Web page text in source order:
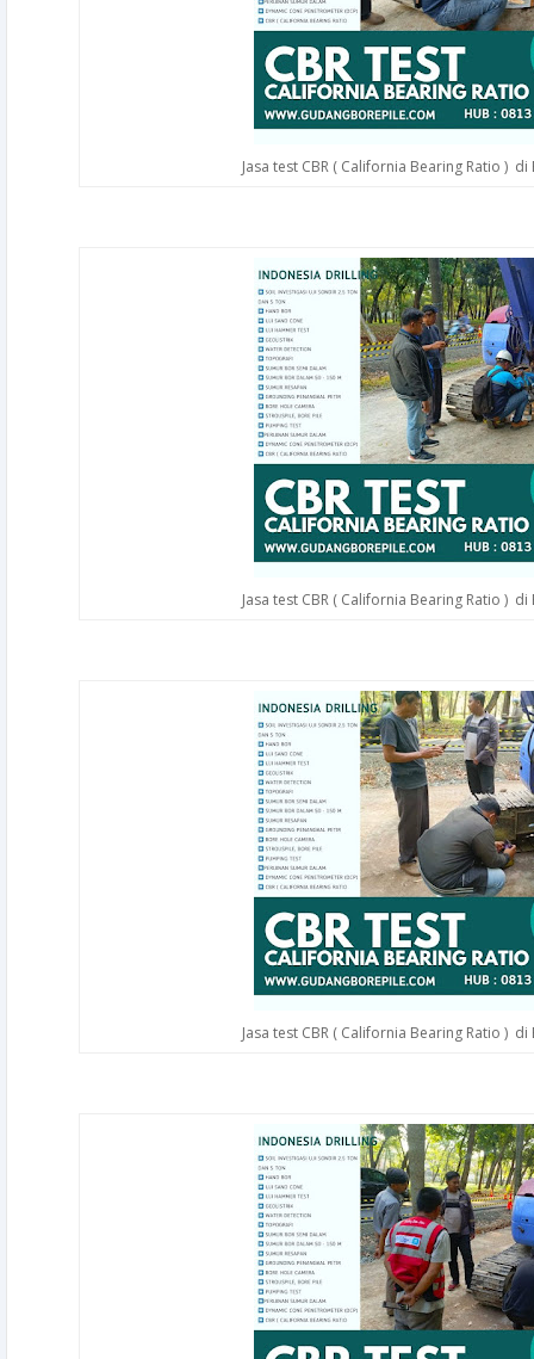
Jasa test CBR ( California Bearing Ratio )
Jasa test CBR ( California Bearing Ratio )
Jasa test CBR ( California Bearing Ratio )